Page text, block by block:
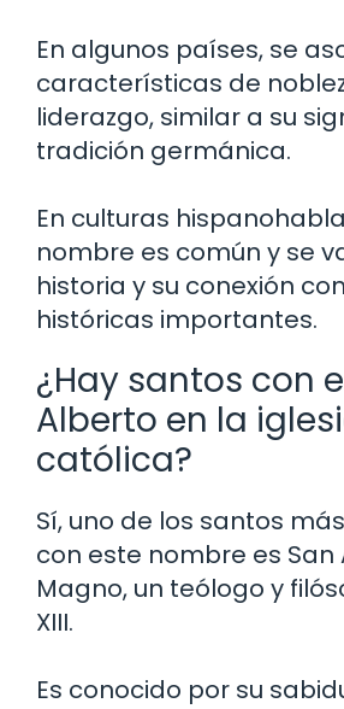
En algunos países, se
características de
liderazgo, similar a su
tradición germánica.
En culturas
nombre es común y se
historia y su conexión
históricas importantes.
¿Hay santos con
Alberto en la
católica?
Sí, uno de los santos
con este nombre es San
Magno, un teólogo y
XIII.
Es conocido por su